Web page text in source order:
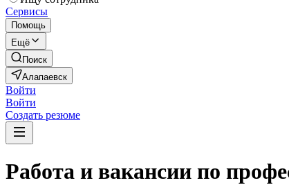
Сервисы
Помощь
Ещё
Поиск
Алапаевск
Войти
Войти
Создать резюме
Работа и вакансии по